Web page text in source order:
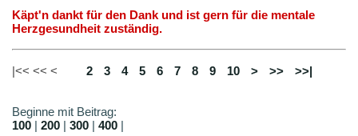
Käpt'n dankt für den Dank und ist gern für die mentale
Herzgesundheit zuständig.
|<< << < 2 3 4 5 6 7 8 9 10 > >> >>|
Beginne mit Beitrag:
100 | 200 | 300 | 400 |